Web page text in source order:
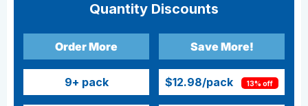
Quantity Discounts
Order More
9+ pack
Save More!
$12.98/pack 13% off